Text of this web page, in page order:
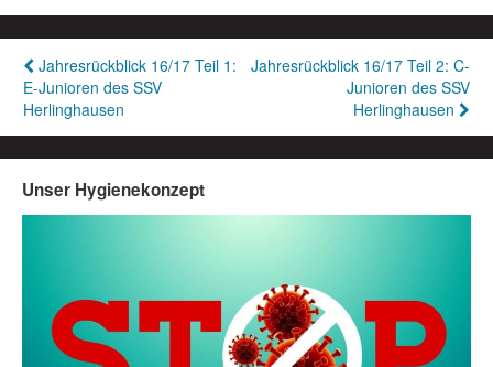
Beitragsnavigation
Jahresrückblick 16/17 Teil 1:
E-Junioren des SSV
Herlinghausen
Jahresrückblick 16/17 Teil 2: C-
Junioren des SSV
Herlinghausen
Unser Hygienekonzept